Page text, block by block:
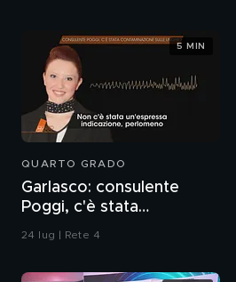
QUARTO GRADO
Garlasco: consulente
Poggi, c'è stata
contaminazione sulle
24 lug | Rete 4
5 MIN